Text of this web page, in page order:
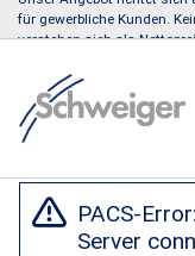
PACS-
Server
für gewerbliche Kunden.
verstehen sich als